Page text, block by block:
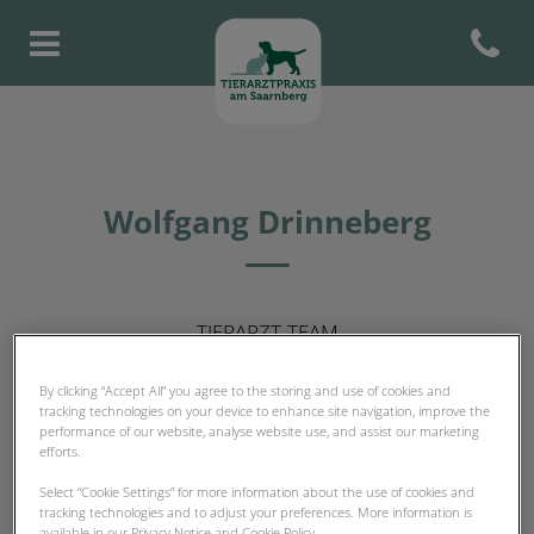
Homepage Tierarztpraxis am
Open
Wolfgang Drinneberg
TIERARZT-TEAM
By clicking “Accept All” you agree to the storing and use of cookies and
tracking technologies on your device to enhance site navigation, improve the
performance of our website, analyse website use, and assist our marketing
efforts.
Select “Cookie Settings” for more information about the use of cookies and
tracking technologies and to adjust your preferences. More information is